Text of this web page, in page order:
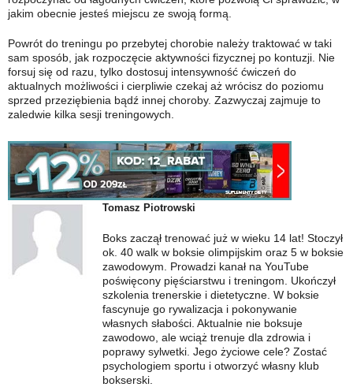
jakim obecnie jesteś miejscu ze swoją formą.
Powrót do treningu po przebytej chorobie należy traktować w taki
sam sposób, jak rozpoczęcie aktywności fizycznej po kontuzji. Nie
forsuj się od razu, tylko dostosuj intensywność ćwiczeń do
aktualnych możliwości i cierpliwie czekaj aż wrócisz do poziomu
sprzed przeziębienia bądź innej choroby. Zazwyczaj zajmuje to
zaledwie kilka sesji treningowych.
Tomasz Piotrowski
Boks zaczął trenować już w wieku 14 lat! Stoczył
ok. 40 walk w boksie olimpijskim oraz 5 w boksie
zawodowym. Prowadzi kanał na YouTube
poświęcony pięściarstwu i treningom. Ukończył
szkolenia trenerskie i dietetyczne. W boksie
fascynuje go rywalizacja i pokonywanie
własnych słabości. Aktualnie nie boksuje
zawodowo, ale wciąż trenuje dla zdrowia i
poprawy sylwetki. Jego życiowe cele? Zostać
psychologiem sportu i otworzyć własny klub
bokserski.